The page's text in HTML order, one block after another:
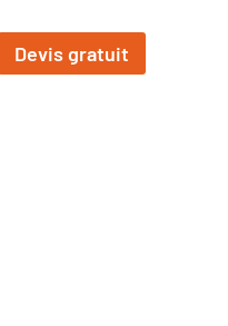
Devis gratuit